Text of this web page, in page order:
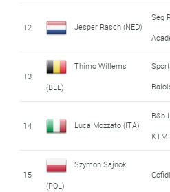
12 Jesper Rasch (NED)
Seg
13
Thimo Willems
(BEL)
14 Luca Mozzato (ITA)
B&b
KTM
15
Szymon Sajnok
(POL)